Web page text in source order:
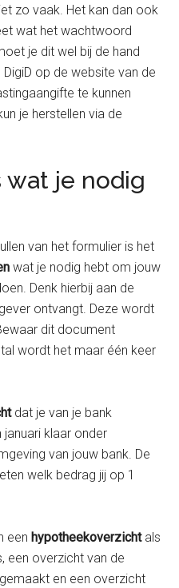
zo vaak. Het kan dan ook
wat het wachtwoord
je dit wel bij de hand
op de website van de
te kunnen
je herstellen via de
wat je nodig
van het formulier is het
wat je nodig hebt om jouw
Denk hierbij aan de
ontvangt. Deze wordt
dit document
wordt het maar één keer
dat je van je bank
klaar onder
van jouw bank. De
welk bedrag jij op 1
eenhypotheekoverzicht als
een overzicht van de
en een overzicht